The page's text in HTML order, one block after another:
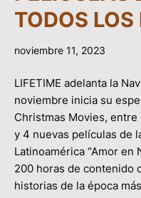
TODOS LOS
noviembre 11, 2023
LIFETIME adelanta la
noviembre inicia su
Christmas Movies,
y 4 nuevas películas de
Latinoamérica “Amor en
200 horas de contenido
historias de la época